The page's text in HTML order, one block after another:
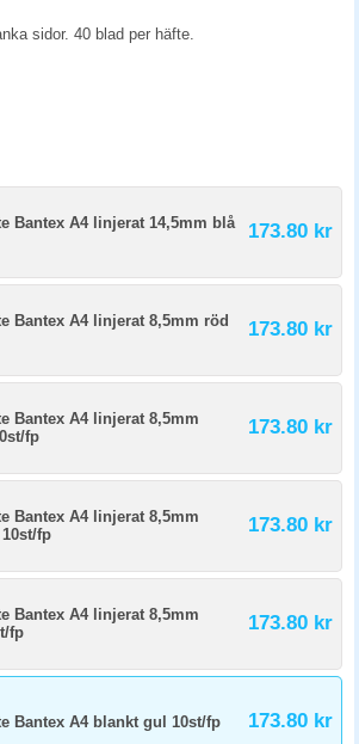
sidor. 40 blad per häfte.
Bantex A4 linjerat 14,5mm blå
173.80 kr
Bantex A4 linjerat 8,5mm röd
173.80 kr
Bantex A4 linjerat 8,5mm
fp
173.80 kr
Bantex A4 linjerat 8,5mm
fp
173.80 kr
Bantex A4 linjerat 8,5mm
fp
173.80 kr
Bantex A4 blankt gul 10st/fp 173.80 kr